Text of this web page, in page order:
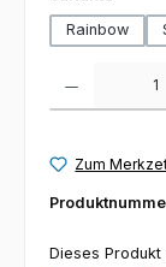
Rainbow
Zum
Dieses